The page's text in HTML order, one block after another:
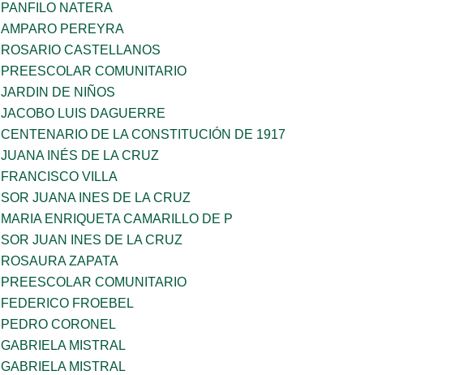
PANFILO NATERA
AMPARO PEREYRA
ROSARIO CASTELLANOS
PREESCOLAR COMUNITARIO
JARDIN DE NIÑOS
JACOBO LUIS DAGUERRE
CENTENARIO DE LA CONSTITUCIÓN DE 1917
JUANA INÉS DE LA CRUZ
FRANCISCO VILLA
SOR JUANA INES DE LA CRUZ
MARIA ENRIQUETA CAMARILLO DE P
SOR JUAN INES DE LA CRUZ
ROSAURA ZAPATA
PREESCOLAR COMUNITARIO
FEDERICO FROEBEL
PEDRO CORONEL
GABRIELA MISTRAL
GABRIELA MISTRAL